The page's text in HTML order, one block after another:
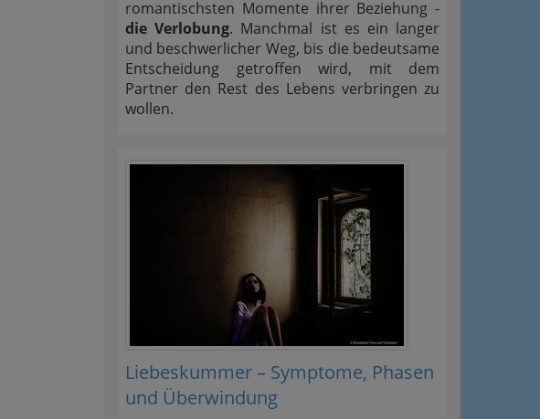
romantischsten Momente ihrer Beziehung -
die Verlobung. Manchmal ist es ein langer
und beschwerlicher Weg, bis die bedeutsame
Entscheidung getroffen wird, mit dem
Partner den Rest des Lebens verbringen zu
wollen.
Liebeskummer – Symptome, Phasen
und Überwindung